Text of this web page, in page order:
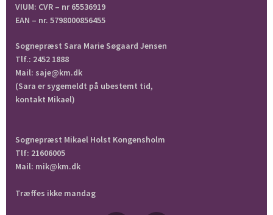
VIUM: CVR – nr 65536919
EAN – nr. 5798000856455
Sognepræst Sara Marie Søgaard Jensen
Tlf.: 2452 1888
Mail: saje@km.dk
(Sara er sygemeldt på ubestemt tid,
kontakt Mikael)
Sognepræst Mikael Holst Kongensholm
Tlf: 21606005
Mail: mik@km.dk
Træffes ikke mandag